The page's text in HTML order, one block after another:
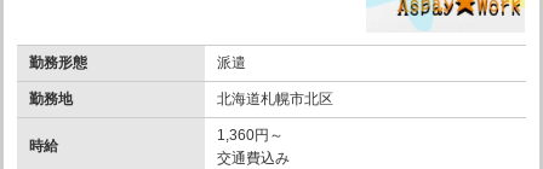
勤務形態 派遣
勤務地 北海道札幌市北区
時給
1,360円～
交通費込み